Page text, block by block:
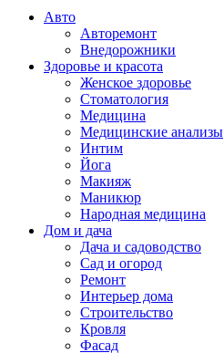
Авто
Авторемонт
Внедорожники
Здоровье и красота
Женское здоровье
Стоматология
Медицина
Медицинские анализы
Интим
Йога
Макияж
Маникюр
Народная медицина
Дом и дача
Дача и садоводство
Сад и огород
Ремонт
Интерьер дома
Строительство
Кровля
Фасад